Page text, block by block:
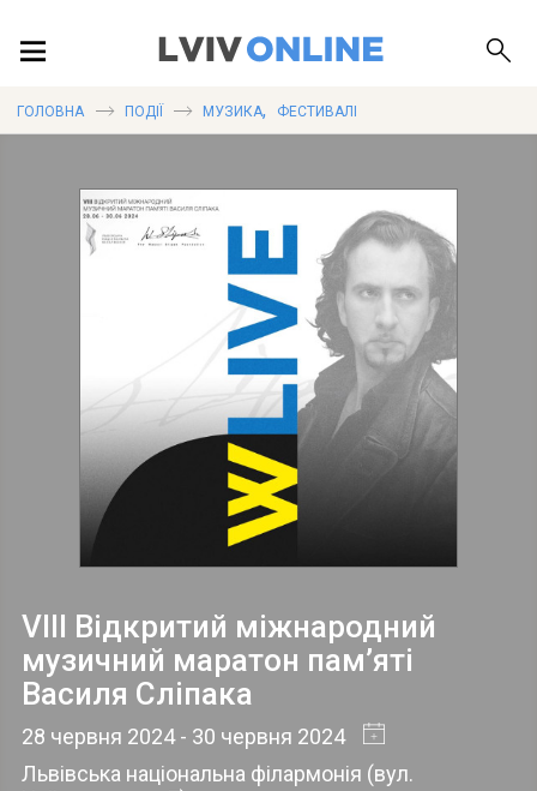
ДОВІДКА
ГОЛОВНА ПОДІЇ МУЗИКА, ФЕСТИВАЛІ
VIII Відкритий міжнародний
музичний маратон пам’яті
Василя Сліпака
28 червня 2024- 30 червня 2024
Львівська національна філармонія (вул.